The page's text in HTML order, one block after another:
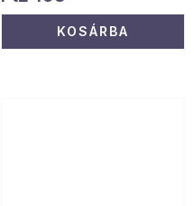
KOSÁRBA